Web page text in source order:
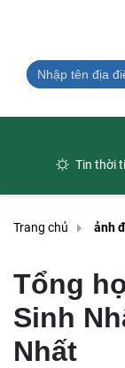
Tin thời
Trang chủ ảnh
Tổng
Sinh
Nhất